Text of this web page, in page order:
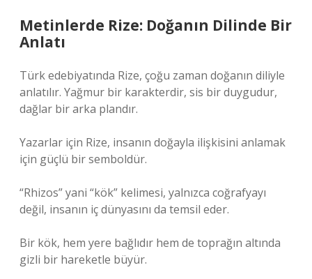
Metinlerde Rize: Doğanın Dilinde Bir
Anlatı
Türk edebiyatında Rize, çoğu zaman doğanın diliyle
anlatılır. Yağmur bir karakterdir, sis bir duygudur,
dağlar bir arka plandır.
Yazarlar için Rize, insanın doğayla ilişkisini anlamak
için güçlü bir semboldür.
“Rhizos” yani “kök” kelimesi, yalnızca coğrafyayı
değil, insanın iç dünyasını da temsil eder.
Bir kök, hem yere bağlıdır hem de toprağın altında
gizli bir hareketle büyür.